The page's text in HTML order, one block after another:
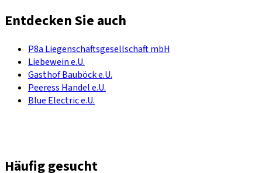
Entdecken Sie auch
P8a Liegenschaftsgesellschaft mbH
Liebewein e.U.
Gasthof Bauböck e.U.
Peeress Handel e.U.
Blue Electric e.U.
Häufig gesucht